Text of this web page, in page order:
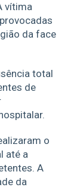
vítima
da face
total
de
o
até a
A
da